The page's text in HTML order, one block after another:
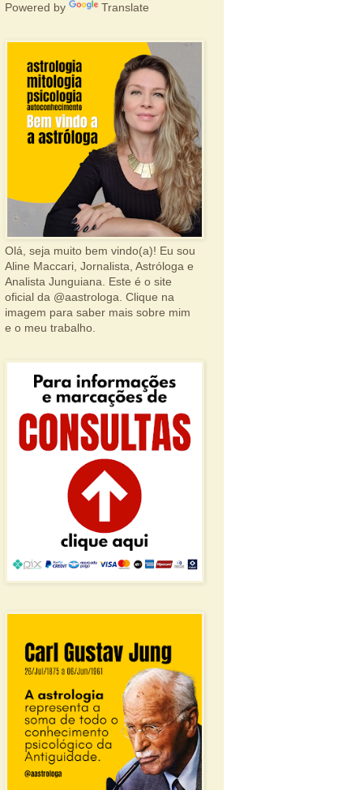
Powered by Translate
Olá, seja muito bem vindo(a)! Eu sou
Aline Maccari, Jornalista, Astróloga e
Analista Junguiana. Este é o site
oficial da @aastrologa. Clique na
imagem para saber mais sobre mim
e o meu trabalho.